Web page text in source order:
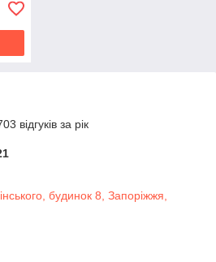
відгуків за рік
будинок 8, Запоріжжя,